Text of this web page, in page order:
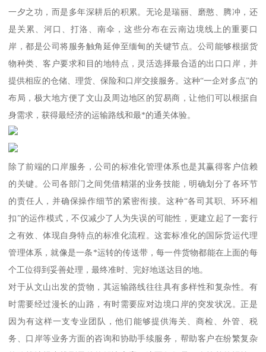
一夕之功，而是多年深耕后的积累。无论是瑞丽、磨憨、腾冲，还
是关累、河口、打洛、南伞，这些分布在云南边境线上的重要口
岸，都是公司将服务触角延伸至缅甸的关键节点。公司能够根据货
物种类、客户要求和目的地特点，灵活选择最合适的出口口岸，并
提供相应的仓储、理货、保险和口岸交接服务。这种“一企对多点”的
布局，极大地方便了文山及周边地区的贸易商，让他们可以根据自
身需求，获得最经济的运输路线和最*的通关体验。
除了前端的口岸服务，公司的标准化管理体系也是其赢得客户信赖
的关键。公司各部门之间凭借精湛的业务技能，明确划分了各环节
的责任人，并确保操作细节的紧密衔接。这种“各司其职、环环相
扣”的运作模式，不仅减少了人为失误的可能性，更建立起了一套行
之有效、体现自身特点的标准化流程。这套标准化的国际货运代理
管理体系，就像是一条*运转的传送带，每一件货物都能在上面的每
个工位得到妥善处理，最终准时、完好地送达目的地。
对于从文山出发的货物，其运输路线往往具有多样性和复杂性。有
时需要经过漫长的山路，有时需要应对边境口岸的突发状况。正是
因为有这样一支专业团队，他们能够提供海关、商检、外管、税
务、口岸等业务方面的咨询和协助手续服务，帮助客户在纷繁复杂